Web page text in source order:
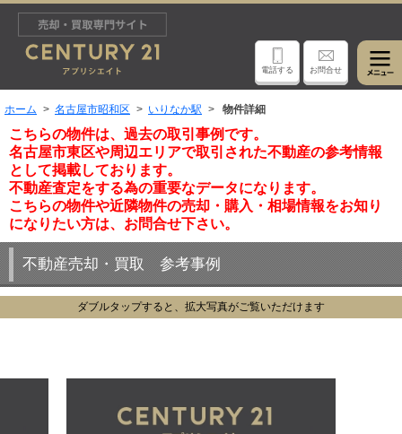
電話する お問合せ
ホーム 名古屋市昭和区 いりなか駅 物件詳細
こちらの物件は、過去の取引事例です。
名古屋市東区や周辺エリアで取引された不動産の参考情報
として掲載しております。
不動産査定をする為の重要なデータになります。
こちらの物件や近隣物件の売却・購入・相場情報をお知り
になりたい方は、お問合せ下さい。
不動産売却・買取 参考事例
ダブルタップすると、拡大写真がご覧いただけます